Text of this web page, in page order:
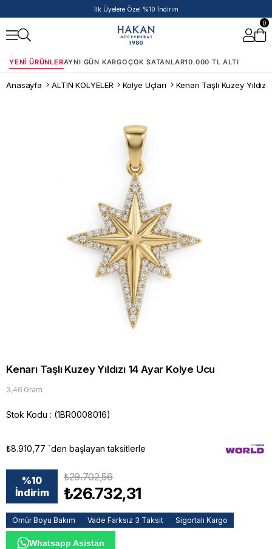
İlk Üyelere Özel %10 İndirim
0
YENI ÜRÜNLERAYNI GÜN KARGOÇOK SATANLAR10.000 TL ALTI
Anasayfa ALTIN KOLYELER Kolye Uçları Kenarı Taşlı Kuzey
Kenarı Taşlı Kuzey Yıldızı 14 Ayar Kolye Ucu
3,46 Gram
Stok Kodu (1BR0008016)
₺8.910,77 `den başlayan taksitlerle
%10
İndirim
₺29.702,56
₺26.732,31
Ömür Boyu Bakım Vade Farksız 3 Taksit Sigortalı Kargo
Whatsapp Asistan